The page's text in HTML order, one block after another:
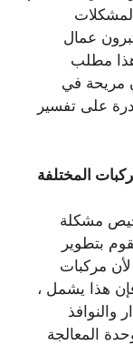
عمال
هذا مطلب
مريحة في
على تفسير
المختلفة
مشكلة
بتطوير
مركبات
هذا يشمل ،
والنوافذ
المعالجة